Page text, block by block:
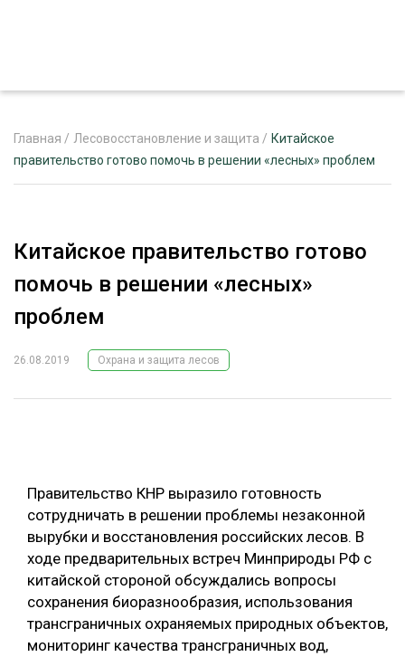
РЕКЛАМОДАТЕЛЯМ
ЛЕСНОЕ ХОЗЯЙСТВО
ЛЕСОЗАГОТОВКА
БИОЭНЕРГЕТИКА
ЛЕСОВОССТАНОВЛЕНИЕ И ЗАЩИТА
ЛОГИСТИКА
ПРОИЗВОДСТВО ДРЕВЕСНЫХ ПЛИТ
ЦБП
ТЕМАТИЧЕСКИЕ ПРОЕКТЫ
ПОДБОРКИ СТАТЕЙ
ЭКСПЕРТНОЕ МНЕНИЕ
Главная / Лесовосстановление и защита / Китайское
правительство готово помочь в решении «лесных» проблем
Китайское правительство готово
помочь в решении «лесных»
проблем
26.08.2019 Охрана и защита лесов
Правительство КНР выразило готовность
сотрудничать в решении проблемы незаконной
вырубки и восстановления российских лесов. В
ходе предварительных встреч Минприроды РФ с
китайской стороной обсуждались вопросы
сохранения биоразнообразия, использования
трансграничных охраняемых природных объектов,
мониторинг качества трансграничных вод,